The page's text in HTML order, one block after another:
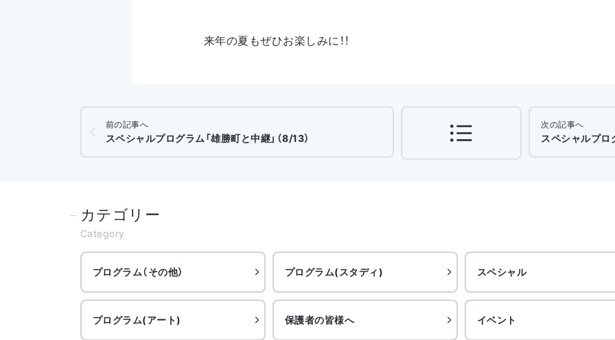
来年の夏もぜひお楽しみに！！
前の記事へ
スペシャルプログラム「雄勝町と中継」（8/13）
次の記事へ
スペシャルプロ
カテゴリー
Category
プログラム（その他） プログラム(スタディ) スペシャル
プログラム(アート) 保護者の皆様へ イベント